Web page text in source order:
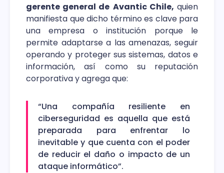
gerente general de Avantic Chile, quien
manifiesta que dicho término es clave para
una empresa o institución porque le
permite adaptarse a las amenazas, seguir
operando y proteger sus sistemas, datos e
información, así como su reputación
corporativa y agrega que:
“Una compañía resiliente en
ciberseguridad es aquella que está
preparada para enfrentar lo
inevitable y que cuenta con el poder
de reducir el daño o impacto de un
ataque informático”.